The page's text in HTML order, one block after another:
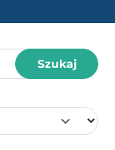
Szukaj